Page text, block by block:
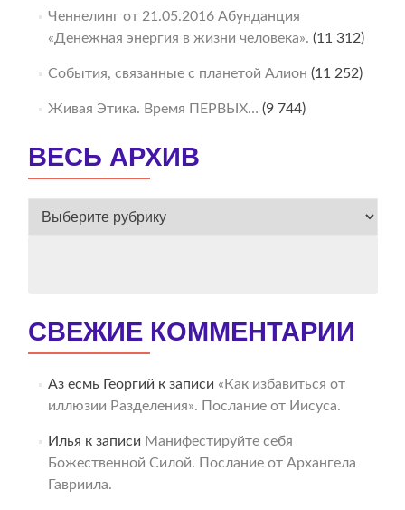
Ченнелинг от 21.05.2016 Абунданция
«Денежная энергия в жизни человека». (11 312)
События, связанные с планетой Алион (11 252)
Живая Этика. Время ПЕРВЫХ… (9 744)
ВЕСЬ АРХИВ
ВЕСЬ
СВЕЖИЕ КОММЕНТАРИИ
Аз есмь Георгий к записи «Как избавиться от
иллюзии Разделения». Послание от Иисуса.
Илья к записи Манифестируйте себя
Божественной Силой. Послание от Архангела
Гавриила.